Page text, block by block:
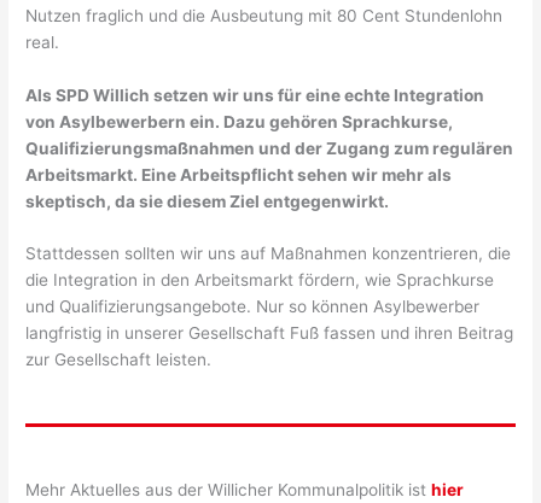
Nutzen fraglich und die Ausbeutung mit 80 Cent Stundenlohn
real.
Als SPD Willich setzen wir uns für eine echte Integration
von Asylbewerbern ein. Dazu gehören Sprachkurse,
Qualifizierungsmaßnahmen und der Zugang zum regulären
Arbeitsmarkt. Eine Arbeitspflicht sehen wir mehr als
skeptisch, da sie diesem Ziel entgegenwirkt.
Stattdessen sollten wir uns auf Maßnahmen konzentrieren, die
die Integration in den Arbeitsmarkt fördern, wie Sprachkurse
und Qualifizierungsangebote. Nur so können Asylbewerber
langfristig in unserer Gesellschaft Fuß fassen und ihren Beitrag
zur Gesellschaft leisten.
Mehr Aktuelles aus der Willicher Kommunalpolitik isthier